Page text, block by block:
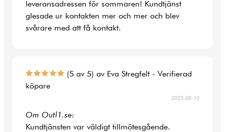
leveransadressen för sommaren! Kundtjänst
glesade ur kontakten mer och mer och blev
svårare med att få kontakt.
(5 av 5) av Eva Stregfelt - Verifierad
köpare
2025-08-10
Om Outl1.se:
Kundtjänsten var väldigt tillmötesgående.